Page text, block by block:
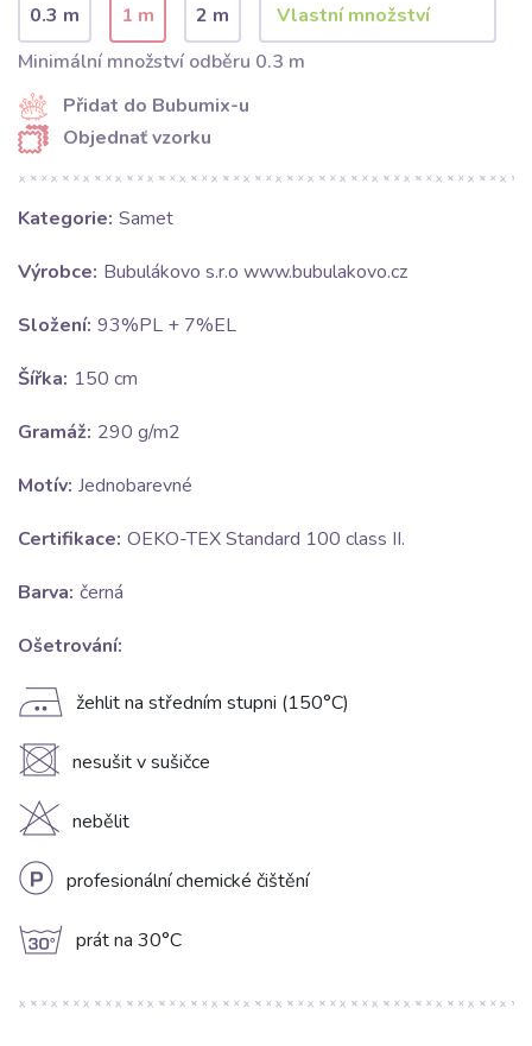
0.3 m 1 m
2 m
Minimální množství odběru 0.3 m
Přidat do Bubumix-u
Objednať vzorku
Kategorie: Samet
Výrobce: Bubulákovo s.r.o www.bubulakovo.cz
Složení: 93%PL + 7%EL
Šířka: 150 cm
Gramáž: 290 g/m2
Motív: Jednobarevné
Certifikace: OEKO-TEX Standard 100 class II.
Barva: černá
Ošetrování:
E žehlit na středním stupni (150°C)
U nesušit v sušičce
H nebělit
L profesionální chemické čištění
g prát na 30°C